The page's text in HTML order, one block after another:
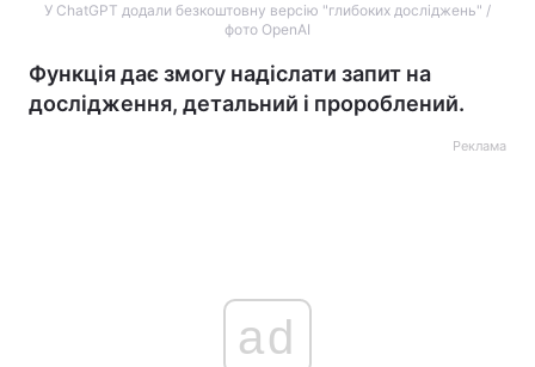
У ChatGPT додали безкоштовну версію "глибоких досліджень" /
фото OpenAI
Функція дає змогу надіслати запит на
дослідження, детальний і пророблений.
Реклама
ad